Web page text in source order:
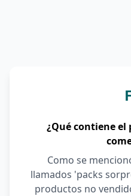
¿Qué contiene el
Como se
llamados 'packs
productos no